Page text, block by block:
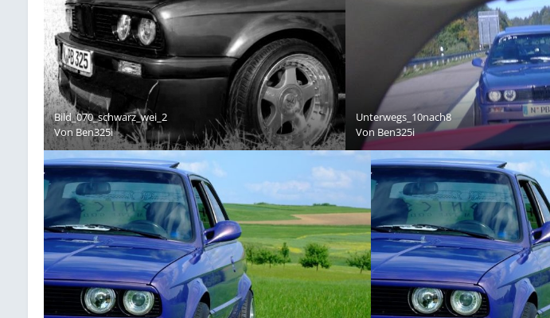
Bild_070_schwarz_wei_2
Von Ben325i
Unterwegs_10nach8
Von Ben325i